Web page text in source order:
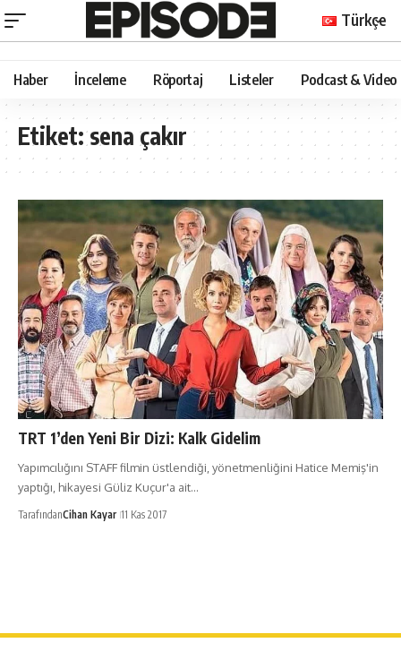
Türkçe
Haber İnceleme Röportaj Listeler Podcast & Video
Etiket:sena çakır
TRT 1’den Yeni Bir Dizi: Kalk Gidelim
Yapımcılığını STAFF filmin üstlendiği, yönetmenliğini Hatice Memiş'in
yaptığı, hikayesi Güliz Kuçur'a ait…
TarafındanCihan Kayar 11 Kas 2017